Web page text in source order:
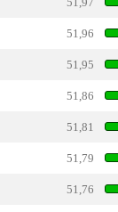
51,96
51,95
51,86
51,81
51,79
51,76